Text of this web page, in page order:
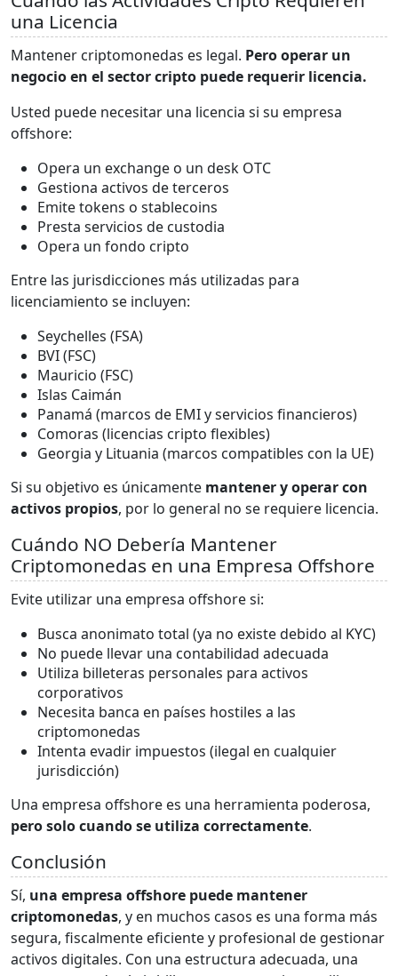
una Licencia
Mantener criptomonedas es legal. Pero operar un
negocio en el sector cripto puede requerir licencia.
Usted puede necesitar una licencia si su empresa
offshore:
Opera un exchange o un desk OTC
Gestiona activos de terceros
Emite tokens o stablecoins
Presta servicios de custodia
Opera un fondo cripto
Entre las jurisdicciones más utilizadas para
licenciamiento se incluyen:
Seychelles (FSA)
BVI (FSC)
Mauricio (FSC)
Islas Caimán
Panamá (marcos de EMI y servicios financieros)
Comoras (licencias cripto flexibles)
Georgia y Lituania (marcos compatibles con la UE)
Si su objetivo es únicamente mantener y operar con
activos propios, por lo general no se requiere licencia.
Cuándo NO Debería Mantener
Criptomonedas en una Empresa Offshore
Evite utilizar una empresa offshore si:
Busca anonimato total (ya no existe debido al KYC)
No puede llevar una contabilidad adecuada
Utiliza billeteras personales para activos
corporativos
Necesita banca en países hostiles a las
criptomonedas
Intenta evadir impuestos (ilegal en cualquier
jurisdicción)
Una empresa offshore es una herramienta poderosa,
pero solo cuando se utiliza correctamente.
Conclusión
Sí, una empresa offshore puede mantener
criptomonedas, y en muchos casos es una forma más
segura, fiscalmente eficiente y profesional de gestionar
activos digitales. Con una estructura adecuada, una